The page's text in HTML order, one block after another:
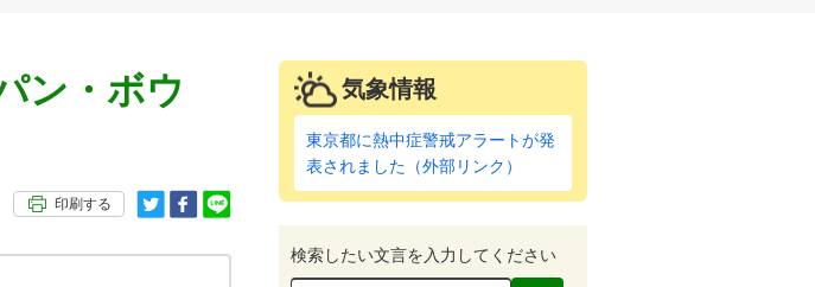
ン・ボウ
印刷する
気象情報
東京都に熱中症警戒アラートが発
表されました（外部リンク）
検索したい文言を入力してください